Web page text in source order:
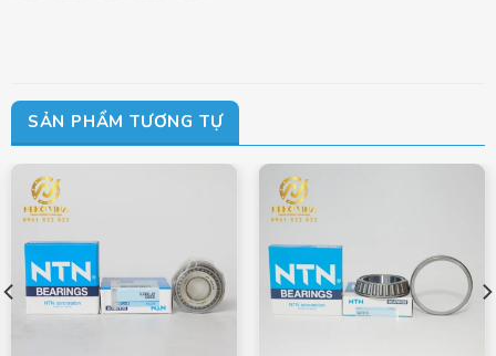
SẢN PHẨM TƯƠNG TỰ